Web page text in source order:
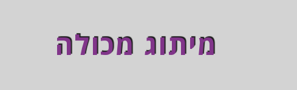
מיתוג מכולה